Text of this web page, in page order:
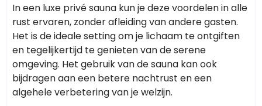
In een luxe privé sauna kun je deze voordelen in alle
rust ervaren, zonder afleiding van andere gasten.
Het is de ideale setting om je lichaam te ontgiften
en tegelijkertijd te genieten van de serene
omgeving. Het gebruik van de sauna kan ook
bijdragen aan een betere nachtrust en een
algehele verbetering van je welzijn.